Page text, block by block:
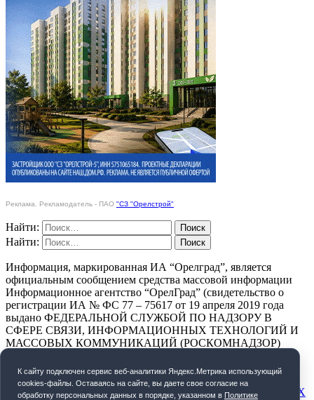
Реклама. Рекламодатель - ПАО "СЗ "Орелстрой"
Найти:
Найти:
Информация, маркированная ИА “Орелград”, является
официальным сообщением средства массовой информации
Информационное агентство “ОрелГрад” (свидетельство о
регистрации ИА № ФС 77 – 75617 от 19 апреля 2019 года
выдано ФЕДЕРАЛЬНОЙ СЛУЖБОЙ ПО НАДЗОРУ В
СФЕРЕ СВЯЗИ, ИНФОРМАЦИОННЫХ ТЕХНОЛОГИЙ И
МАССОВЫХ КОММУНИКАЦИЙ (РОСКОМНАДЗОР)
ПОЛИТИКА КОНФИДЕНЦИАЛЬНОСТИ
СОГЛАСИЕ НА ОБРАБОТКУ ПЕРСОНАЛЬНЫХ ДАННЫХ
К cайту подключен сервис веб-аналитики Яндекс.Метрика использующий
cookies-файлы. Оставаясь на сайте, вы даете свое согласие на
обработку персональных данных в порядке, указанном в Политике